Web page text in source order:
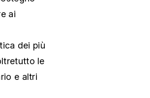
ai
dei più
le
e altri